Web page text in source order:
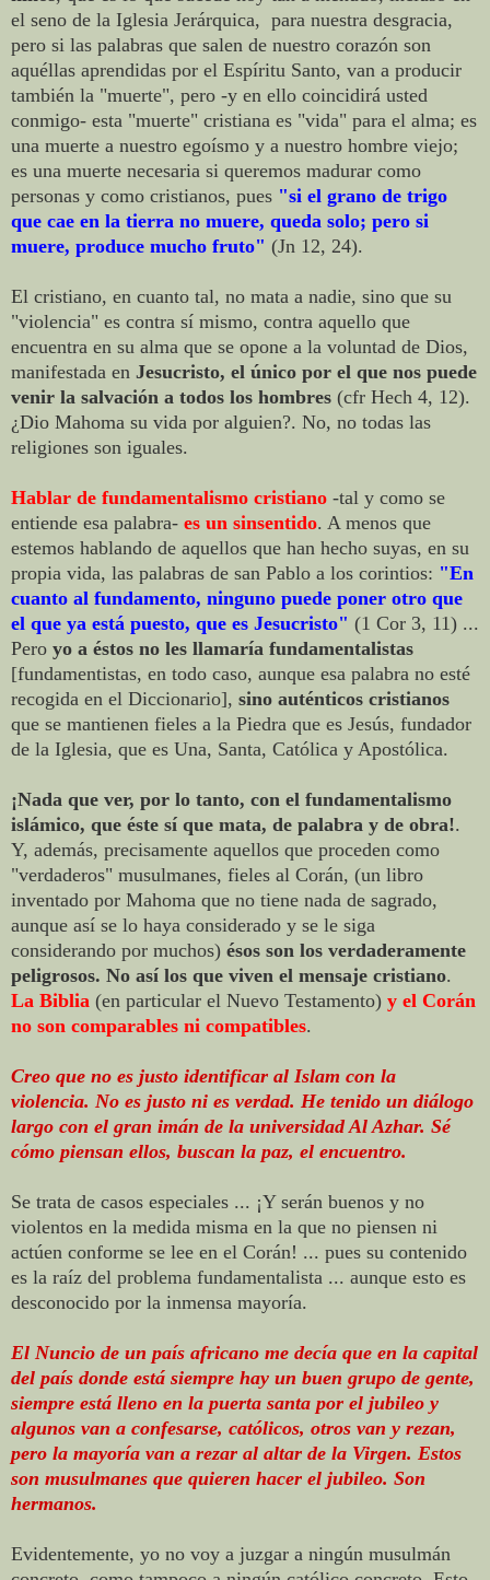
el seno de la Iglesia Jerárquica, para nuestra desgracia,
pero si las palabras que salen de nuestro corazón son
aquéllas aprendidas por el Espíritu Santo, van a producir
también la "muerte", pero -y en ello coincidirá usted
conmigo- esta "muerte" cristiana es "vida" para el alma; es
una muerte a nuestro egoísmo y a nuestro hombre viejo;
es una muerte necesaria si queremos madurar como
personas y como cristianos, pues "si el grano de trigo
que cae en la tierra no muere, queda solo; pero si
muere, produce mucho fruto" (Jn 12, 24).
El cristiano, en cuanto tal, no mata a nadie, sino que su
"violencia" es contra sí mismo, contra aquello que
encuentra en su alma que se opone a la voluntad de Dios,
manifestada en Jesucristo, el único por el que nos puede
venir la salvación a todos los hombres (cfr Hech 4, 12).
¿Dio Mahoma su vida por alguien?. No, no todas las
religiones son iguales.
Hablar de fundamentalismo cristiano -tal y como se
entiende esa palabra- es un sinsentido. A menos que
estemos hablando de aquellos que han hecho suyas, en su
propia vida, las palabras de san Pablo a los corintios: "En
cuanto al fundamento, ninguno puede poner otro que
el que ya está puesto, que es Jesucristo" (1 Cor 3, 11) ...
Pero yo a éstos no les llamaría fundamentalistas
[fundamentistas, en todo caso, aunque esa palabra no esté
recogida en el Diccionario], sino auténticos cristianos
que se mantienen fieles a la Piedra que es Jesús, fundador
de la Iglesia, que es Una, Santa, Católica y Apostólica.
¡Nada que ver, por lo tanto, con el fundamentalismo
islámico, que éste sí que mata, de palabra y de obra!.
Y, además, precisamente aquellos que proceden como
"verdaderos" musulmanes, fieles al Corán, (un libro
inventado por Mahoma que no tiene nada de sagrado,
aunque así se lo haya considerado y se le siga
considerando por muchos) ésos son los verdaderamente
peligrosos. No así los que viven el mensaje cristiano.
La Biblia (en particular el Nuevo Testamento) y el Corán
no son comparables ni compatibles.
Creo que no es justo identificar al Islam con la
violencia. No es justo ni es verdad. He tenido un diálogo
largo con el gran imán de la universidad Al Azhar. Sé
cómo piensan ellos, buscan la paz, el encuentro.
Se trata de casos especiales ... ¡Y serán buenos y no
violentos en la medida misma en la que no piensen ni
actúen conforme se lee en el Corán! ... pues su contenido
es la raíz del problema fundamentalista ... aunque esto es
desconocido por la inmensa mayoría.
El Nuncio de un país africano me decía que en la capital
del país donde está siempre hay un buen grupo de gente,
siempre está lleno en la puerta santa por el jubileo y
algunos van a confesarse, católicos, otros van y rezan,
pero la mayoría van a rezar al altar de la Virgen. Estos
son musulmanes que quieren hacer el jubileo. Son
hermanos.
Evidentemente, yo no voy a juzgar a ningún musulmán